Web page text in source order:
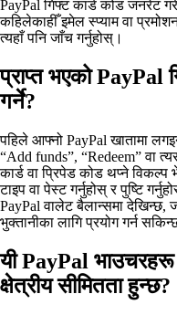
PayPal गिफ्ट कार्ड कोड जनरेट
कहिलेकाहीँ इमेल स्प्याम वा
त्यहाँ पनि जाँच गर्नुहोस्।
प्राप्त भएको PayPal
गर्ने?
पहिले आफ्नो PayPal खातामा
“Add funds”, “Redeem” वा
कार्ड वा प्रिपेड कोड थप्ने विकल्प
टाइप वा पेस्ट गर्नुहोस् र पुष्टि
PayPal वालेट बैलान्समा देखिन्छ,
भुक्तानीका लागि प्रयोग गर्न
यी PayPal
क्षेत्रीय सीमितता हुन्छ?